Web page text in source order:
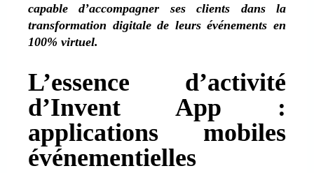
capable d’accompagner ses clients dans la
transformation digitale de leurs événements en
100% virtuel.
L’essence d’activité
d’Invent App :
applications mobiles
événementielles